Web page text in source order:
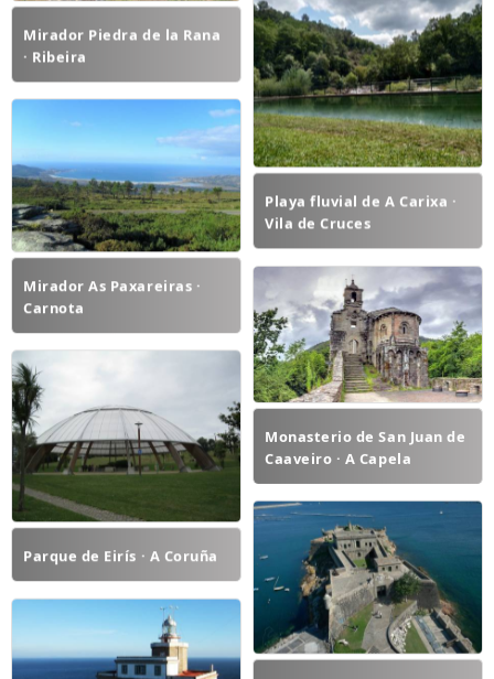
Mirador Piedra de la Rana
· Ribeira
Playa fluvial de A Carixa ·
Vila de Cruces
Mirador As Paxareiras ·
Carnota
Monasterio de San Juan de
Caaveiro · A Capela
Parque de Eirís · A Coruña